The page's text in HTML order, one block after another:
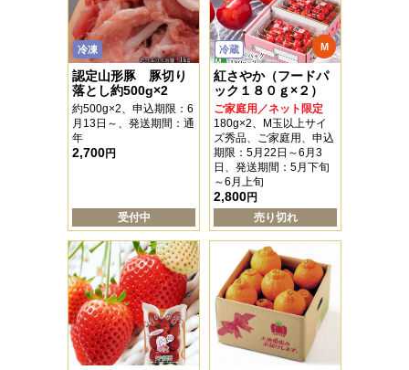
冷凍
認定山形豚 豚切り
落とし約500g×2
約500g×2、申込期限：6
月13日～、発送期間：通
年
2,700円
受付中
冷蔵 M
紅さやか（フードパ
ック１８０ｇ×２）
ご家庭用／ネット限定
180g×2、M玉以上サイ
ズ秀品、ご家庭用、申込
期限：5月22日～6月3
日、発送期間：5月下旬
～6月上旬
2,800円
売り切れ